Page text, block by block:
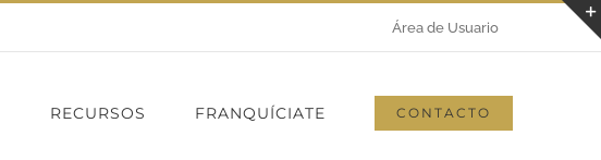
Área de Usuario
RECURSOS FRANQUÍCIATE CONTACTO